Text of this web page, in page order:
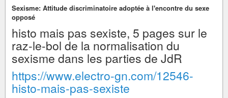
Sexisme: Attitude discriminatoire adoptée à l'encontre du sexe
opposé
histo mais pas sexiste, 5 pages sur le
raz-le-bol de la normalisation du
sexisme dans les parties de JdR
https://www.electro-gn.com/12546-
histo-mais-pas-sexiste